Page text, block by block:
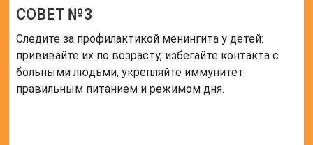
СОВЕТ №3
Следите за профилактикой менингита у детей:
прививайте их по возрасту, избегайте контакта с
больными людьми, укрепляйте иммунитет
правильным питанием и режимом дня.